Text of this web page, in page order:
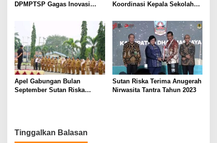
DPMPTSP Gagas Inovasi
Koordinasi Kepala Sekolah
se-Dharmasraya
Apel Gabungan Bulan
September Sutan Riska
Sutan Riska Terima Anugerah
Nirwasita Tantra Tahun 2023
Tinggalkan Balasan